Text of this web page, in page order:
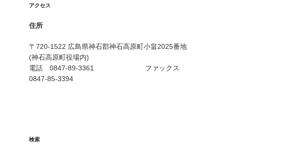
アクセス
住所
〒720-1522 広島県神石郡神石高原町小畠2025番地
(神石高原町役場内)
電話 0847-89-3361 ファックス
0847-85-3394
検索